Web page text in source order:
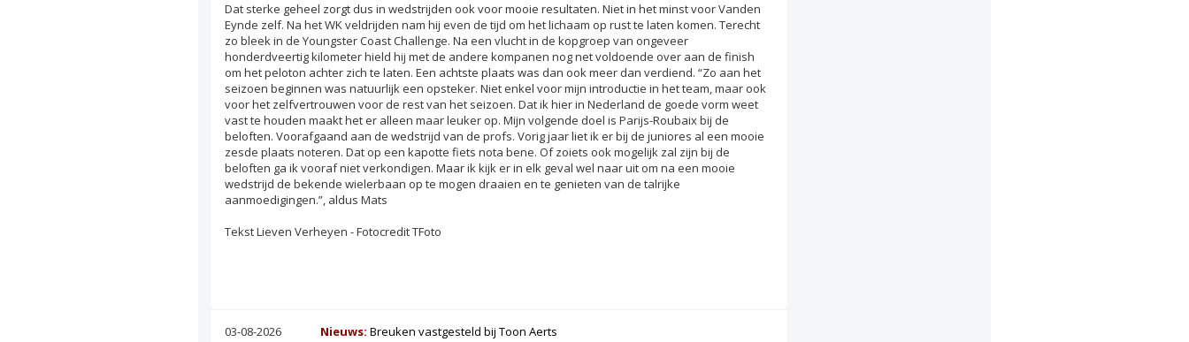
Dat sterke geheel zorgt dus in wedstrijden ook voor mooie resultaten. Niet in het minst voor Vanden
Eynde zelf. Na het WK veldrijden nam hij even de tijd om het lichaam op rust te laten komen. Terecht
zo bleek in de Youngster Coast Challenge. Na een vlucht in de kopgroep van ongeveer
honderdveertig kilometer hield hij met de andere kompanen nog net voldoende over aan de finish
om het peloton achter zich te laten. Een achtste plaats was dan ook meer dan verdiend. “Zo aan het
seizoen beginnen was natuurlijk een opsteker. Niet enkel voor mijn introductie in het team, maar ook
voor het zelfvertrouwen voor de rest van het seizoen. Dat ik hier in Nederland de goede vorm weet
vast te houden maakt het er alleen maar leuker op. Mijn volgende doel is Parijs-Roubaix bij de
beloften. Voorafgaand aan de wedstrijd van de profs. Vorig jaar liet ik er bij de juniores al een mooie
zesde plaats noteren. Dat op een kapotte fiets nota bene. Of zoiets ook mogelijk zal zijn bij de
beloften ga ik vooraf niet verkondigen. Maar ik kijk er in elk geval wel naar uit om na een mooie
wedstrijd de bekende wielerbaan op te mogen draaien en te genieten van de talrijke
aanmoedigingen.”, aldus Mats
Tekst Lieven Verheyen - Fotocredit TFoto
03-08-2026 Nieuws:Breuken vastgesteld bij Toon Aerts